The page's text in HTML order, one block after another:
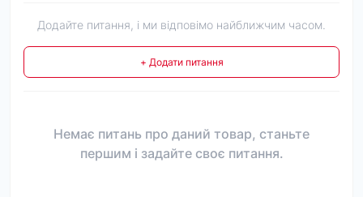
Додайте питання, і ми відповімо найближчим часом.
+ Додати питання
Немає питань про даний товар, станьте
першим і задайте своє питання.